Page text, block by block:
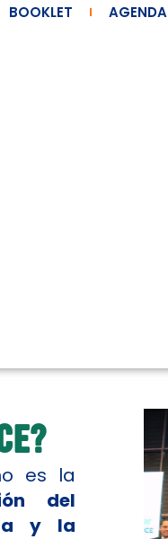
BOOKLET AGENDA
es la
del
y la